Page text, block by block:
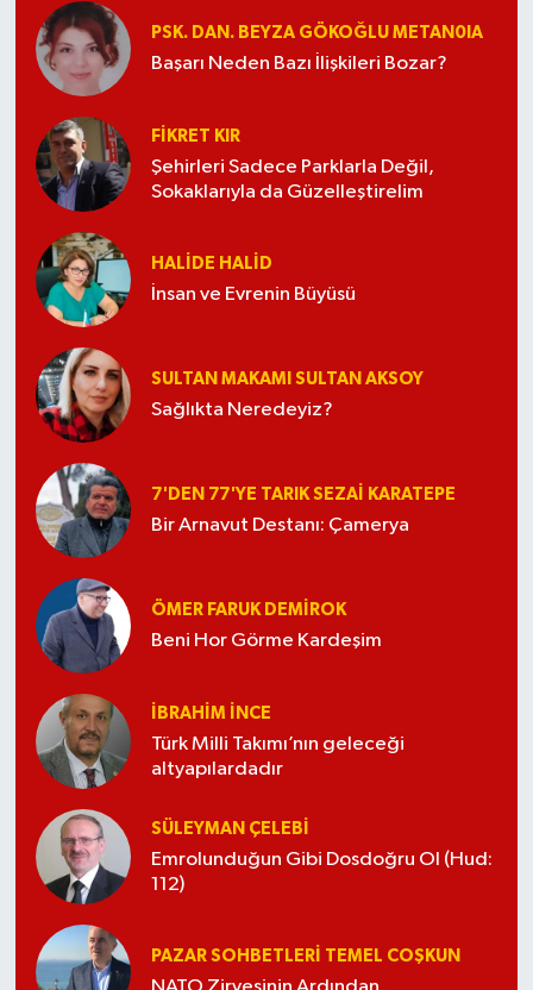
PSK. DAN. BEYZA GÖKOĞLU METAN0IA
Başarı Neden Bazı İlişkileri Bozar?
FIKRET KIR
Şehirleri Sadece Parklarla Değil,
Sokaklarıyla da Güzelleştirelim
HALIDE HALID
İnsan ve Evrenin Büyüsü
SULTAN MAKAMI SULTAN AKSOY
Sağlıkta Neredeyiz?
7'DEN 77'YE TARIK SEZAI KARATEPE
Bir Arnavut Destanı: Çamerya
ÖMER FARUK DEMIROK
Beni Hor Görme Kardeşim
İBRAHIM İNCE
Türk Milli Takımı’nın geleceği
altyapılardadır
SÜLEYMAN ÇELEBI
Emrolunduğun Gibi Dosdoğru Ol (Hud:
112)
PAZAR SOHBETLERI TEMEL COŞKUN